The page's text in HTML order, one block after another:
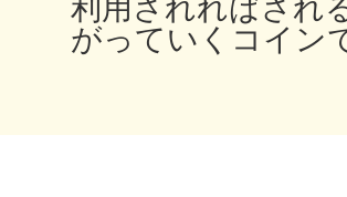
利用されればされ
がっていくコイン